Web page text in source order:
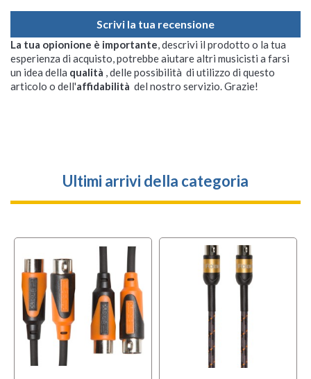
Scrivi la tua recensione
La tua opionione è importante, descrivi il prodotto o la tua
esperienza di acquisto, potrebbe aiutare altri musicisti a farsi
un idea della qualità , delle possibilità di utilizzo di questo
articolo o dell'affidabilità del nostro servizio. Grazie!
Ultimi arrivi della categoria